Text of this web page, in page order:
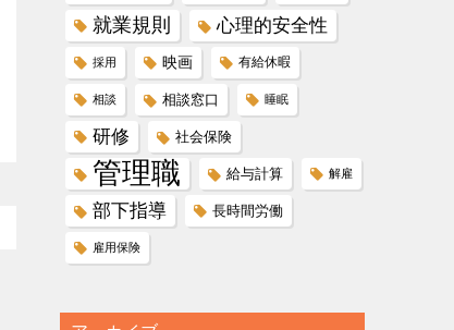
就業規則 心理的安全性
採用 映画 有給休暇
相談 相談窓口 睡眠
研修 社会保険
管理職 給与計算 解雇
部下指導 長時間労働
雇用保険